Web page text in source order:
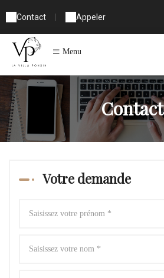
Contact Appeler
Menu
Contact
Votre demande